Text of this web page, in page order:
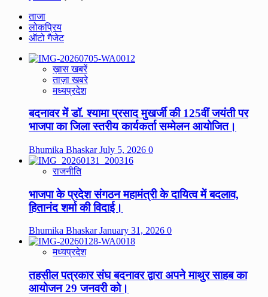
ताजा
लोकप्रिय
ऑटो गैजेट
ख़ास खबरें
ताज़ा खबरे
मध्यप्रदेश
बदनावर में डॉ. श्यामा प्रसाद मुखर्जी की 125वीं जयंती पर
भाजपा का जिला स्तरीय कार्यकर्ता सम्मेलन आयोजित।
Bhumika BhaskarJuly 5, 2026 0
राजनीति
भाजपा के प्रदेश संगठन महामंत्री के दायित्व में बदलाव,
हितानंद शर्मा की विदाई।
Bhumika BhaskarJanuary 31, 2026 0
मध्यप्रदेश
तहसील पत्रकार संघ बदनावर द्वारा अपने माथुर साहब का
आयोजन 29 जनवरी को।